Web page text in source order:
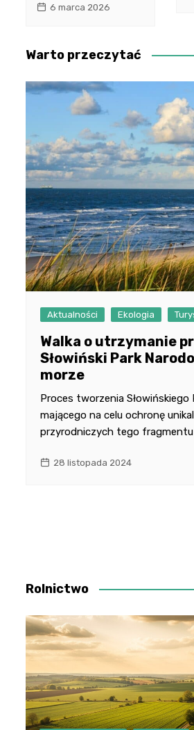
6 marca 2026
Warto przeczytać
Aktualności Ekologia
Walka o utrzymanie
Słowiński Park
morze
Proces tworzenia Słowińskiego
mającego na celu ochronę
przyrodniczych tego
28 listopada 2024
Rolnictwo